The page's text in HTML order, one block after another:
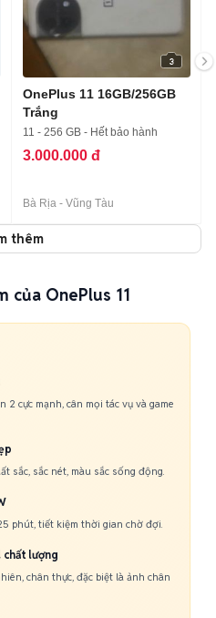
3
OnePlus 11 16GB/256GB
Trắng
11 - 256 GB - Hết bảo hành
3.000.000 đ
Bà Rịa - Vũng Tàu
thêm
của OnePlus 11
2 cực mạnh, cân mọi tác vụ và game
sắc, sắc nét, màu sắc sống động.
phút, tiết kiệm thời gian chờ đợi.
chất lượng
chân thực, đặc biệt là ảnh chân